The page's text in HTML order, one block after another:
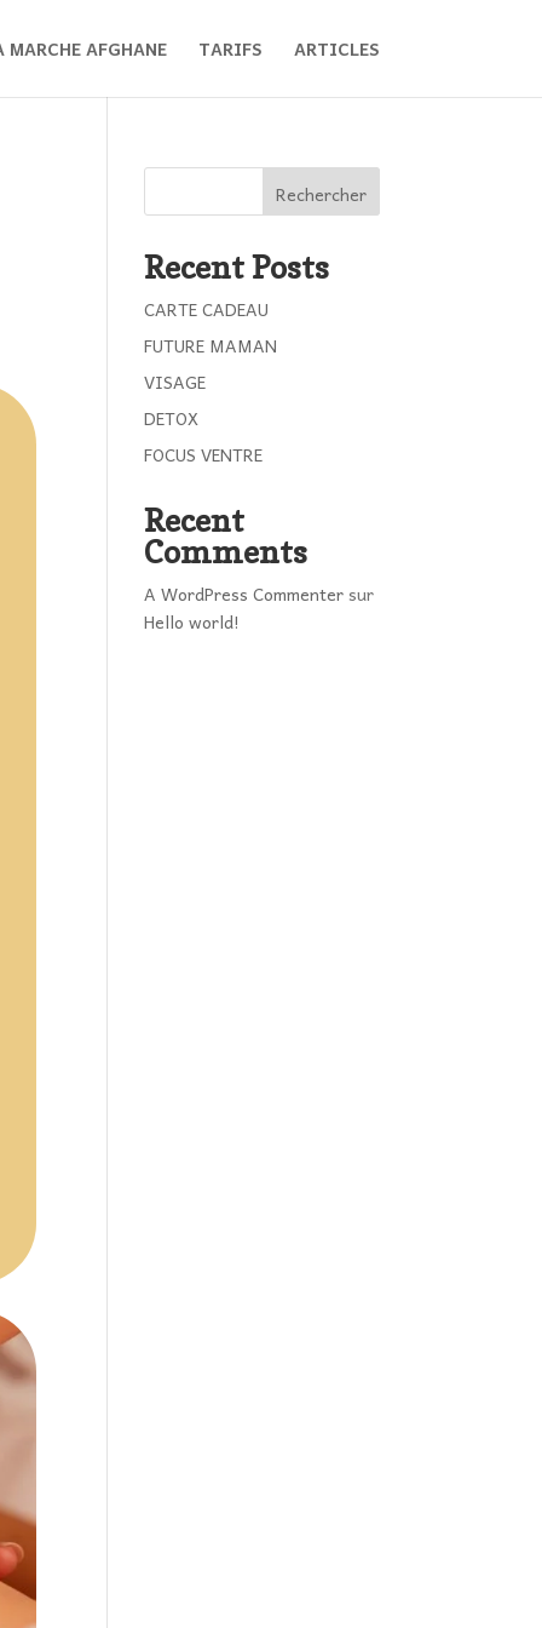
MARCHE AFGHANE TARIFS ARTICLES
Rechercher
Recent Posts
CARTE CADEAU
FUTURE MAMAN
VISAGE
DETOX
FOCUS VENTRE
Recent
Comments
A WordPress Commenter sur
Hello world!